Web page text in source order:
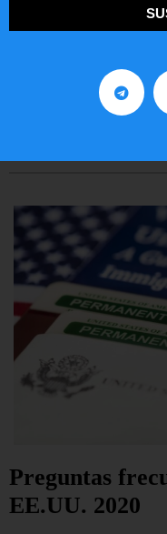
Comunistas no
Preguntas
EE.UU. 2020